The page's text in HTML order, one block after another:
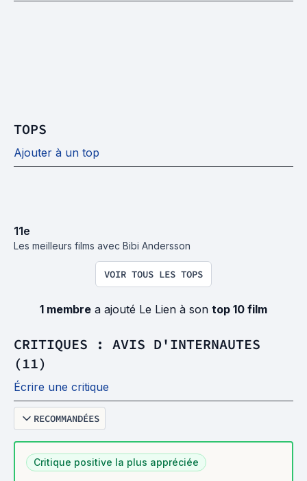
TOPS
Ajouter à un top
11e
Les meilleurs films avec Bibi Andersson
VOIR TOUS LES TOPS
1 membre a ajouté Le Lien à son top 10 film
CRITIQUES : AVIS D'INTERNAUTES
(11)
Écrire une critique
RECOMMANDÉES
Critique positive la plus appréciée